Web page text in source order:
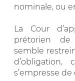
nominale, ou
La Cour
prétorien
semble
s’empresse de